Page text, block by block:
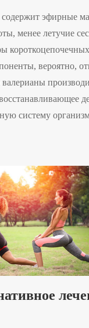
эфирные
менее летучие
вероятно,
валерианы
систему